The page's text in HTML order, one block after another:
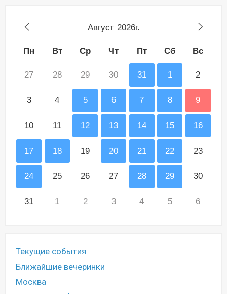
Август 2026г.
Пн Вт Ср Чт Пт Сб Вс
27 28 29 30 31 1 2
3 4 5 6 7 8 9
10 11 12 13 14 15 16
17 18 19 20 21 22 23
24 25 26 27 28 29 30
31 1 2 3 4 5 6
Текущие события
Ближайшие вечеринки
Москва